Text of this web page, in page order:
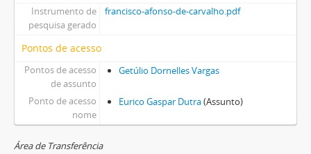
Instrumento de
pesquisa gerado
francisco-afonso-de-carvalho.pdf
Pontos de acesso
Pontos de acesso
de assunto
Getúlio Dornelles Vargas
Ponto de acesso
nome
Eurico Gaspar Dutra(Assunto)
Área de Transferência